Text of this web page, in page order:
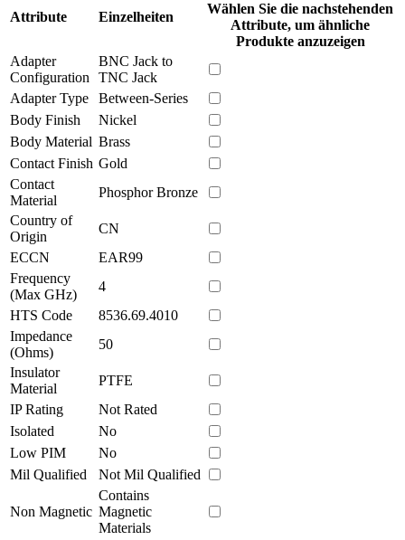
Attribute Einzelheiten
Wählen Sie die nachstehenden
Attribute, um ähnliche
Produkte anzuzeigen
Adapter
Configuration
BNC Jack to
TNC Jack
Adapter Type
Between-Series
Body Finish
Nickel
Body Material Brass
Contact Finish Gold
Contact
Material
Phosphor Bronze
Country of
Origin
CN
ECCN
EAR99
Frequency
(Max GHz)
4
HTS Code
8536.69.4010
Impedance
(Ohms)
50
Insulator
Material
PTFE
IP Rating
Not Rated
Isolated
No
Low PIM
No
Mil Qualified
Not Mil Qualified
Non Magnetic
Contains
Magnetic
Materials